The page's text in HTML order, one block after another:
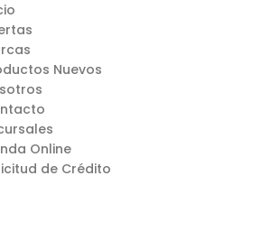
Nuevos
Online
de Crédito